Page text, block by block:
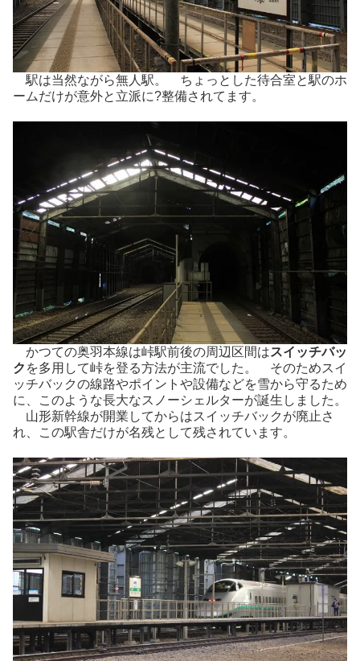
駅は当然ながら無人駅。 ちょっとした待合室と駅のホ
ームだけが意外と立派に?整備されてます。
かつての奥羽本線は峠駅前後の周辺区間はスイッチバッ
ク を多用して峠を登る方法が主流でした。 そのためスイ
ッチバックの線路やポイントや設備などを雪から守るため
に、このような長大なスノーシェルターが誕生しました。
山形新幹線が開業してからはスイッチバックが廃止さ
れ、この駅舎だけが名残として残されています。